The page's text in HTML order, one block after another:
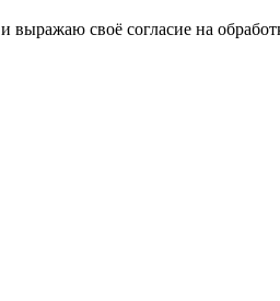
и выражаю своё согласие на